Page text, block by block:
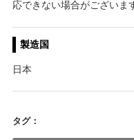
応できない場合がございま
製造国
日本
タグ：